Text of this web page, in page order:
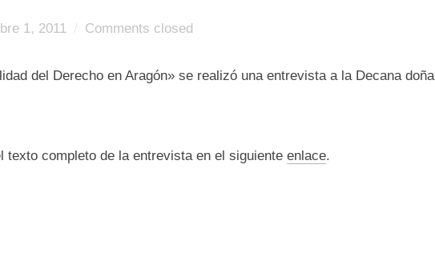
1, 2011 / Comments closed
del Derecho en Aragón» se realizó una entrevista a la Decana
texto completo de la entrevista en el siguiente enlace.